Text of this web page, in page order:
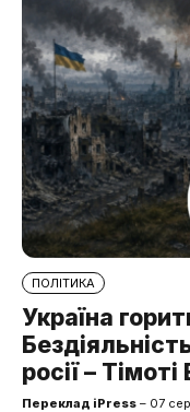
ПОЛІТИКА
Україна
росії –
Переклад iPress – 07